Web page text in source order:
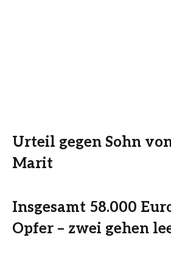
Urteil gegen Sohn
Marit
Insgesamt 58.000
Opfer – zwei gehen